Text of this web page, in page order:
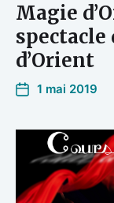
Magie
spectacle
d’Orient
1 mai 2019